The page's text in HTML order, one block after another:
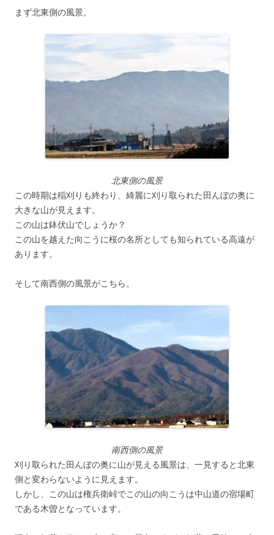
まず北東側の風景。
北東側の風景
この時期は稲刈りも終わり、綺麗に刈り取られた田んぼの奥に
大きな山が見えます。
この山は鉢伏山でしょうか？
この山を越えた向こうに桜の名所としても知られている高遠が
あります。
そして南西側の風景がこちら。
南西側の風景
刈り取られた田んぼの奥に山が見える風景は、一見すると北東
側と変わらないように見えます。
しかし、この山は権兵衛峠でこの山の向こうは中山道の宿場町
である木曽となっています。